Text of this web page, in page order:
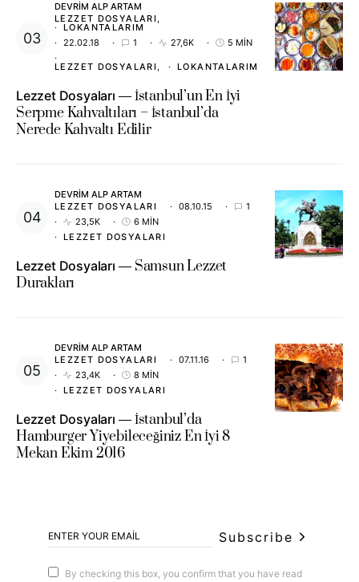
DEVRIM ALP ARTAM
LEZZET DOSYALARI
LOKANTALARIM
22.02.18
1 27,6K 5 MIN
LEZZET DOSYALARI LOKANTALARIM
Lezzet Dosyaları
İstanbul’un En İyi
Serpme Kahvaltıları – İstanbul’da
Nerede Kahvaltı Edilir
DEVRIM ALP ARTAM
LEZZET DOSYALARI
08.10.15
1
23,5K
6 MIN
LEZZET DOSYALARI
Lezzet Dosyaları
Samsun Lezzet
Durakları
DEVRIM ALP ARTAM
LEZZET DOSYALARI
07.11.16
1
23,4K
8 MIN
LEZZET DOSYALARI
Lezzet Dosyaları
İstanbul’da
Hamburger Yiyebileceğiniz En İyi 8
Mekan Ekim 2016
Subscribe
By checking this box, you confirm that you have read